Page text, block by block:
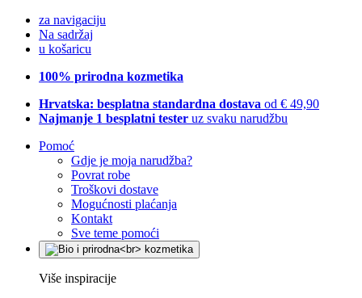
za navigaciju
Na sadržaj
u košaricu
100% prirodna kozmetika
Hrvatska: besplatna standardna dostava od € 49,90
Najmanje 1 besplatni tester uz svaku narudžbu
Pomoć
Gdje je moja narudžba?
Povrat robe
Troškovi dostave
Mogućnosti plaćanja
Kontakt
Sve teme pomoći
Više inspiracije